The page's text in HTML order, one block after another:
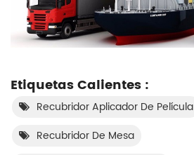
Etiquetas Calientes :
Recubridor Aplicador De Película
Recubridor De Mesa